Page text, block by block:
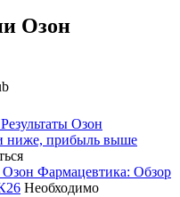
Озон
Озон
ниже, прибыль выше
Фармацевтика: Обзор
Необходимо